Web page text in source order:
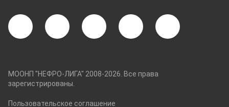
МООНП "НЕФРО-ЛИГА" 2008-2026. Все права
зарегистрированы.
Пользовательское соглашение